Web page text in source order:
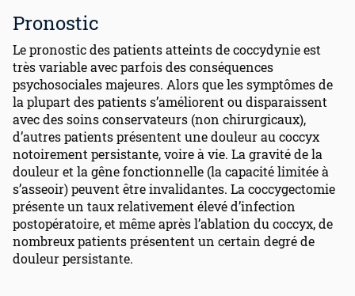
Pronostic
Le pronostic des patients atteints de coccydynie est
très variable avec parfois des conséquences
psychosociales majeures. Alors que les symptômes de
la plupart des patients s’améliorent ou disparaissent
avec des soins conservateurs (non chirurgicaux),
d’autres patients présentent une douleur au coccyx
notoirement persistante, voire à vie. La gravité de la
douleur et la gêne fonctionnelle (la capacité limitée à
s’asseoir) peuvent être invalidantes. La coccygectomie
présente un taux relativement élevé d’infection
postopératoire, et même après l’ablation du coccyx, de
nombreux patients présentent un certain degré de
douleur persistante.